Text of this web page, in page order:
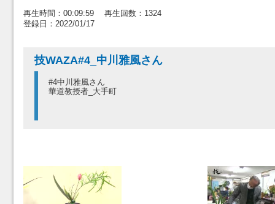
再生時間：00:09:59 再生回数：1324
登録日：2022/01/17
技WAZA#4_中川雅風さん
#4中川雅風さん
華道教授者_大手町